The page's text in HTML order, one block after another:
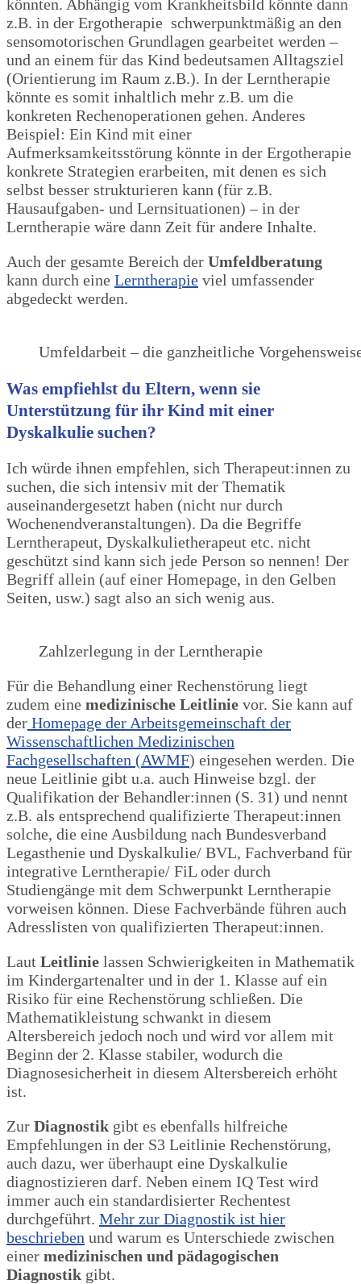
könnten. Abhängig vom Krankheitsbild könnte dann
z.B. in der Ergotherapie schwerpunktmäßig an den
sensomotorischen Grundlagen gearbeitet werden –
und an einem für das Kind bedeutsamen Alltagsziel
(Orientierung im Raum z.B.). In der Lerntherapie
könnte es somit inhaltlich mehr z.B. um die
konkreten Rechenoperationen gehen. Anderes
Beispiel: Ein Kind mit einer
Aufmerksamkeitsstörung könnte in der Ergotherapie
konkrete Strategien erarbeiten, mit denen es sich
selbst besser strukturieren kann (für z.B.
Hausaufgaben- und Lernsituationen) – in der
Lerntherapie wäre dann Zeit für andere Inhalte.
Auch der gesamte Bereich der Umfeldberatung
kann durch eine Lerntherapie viel umfassender
abgedeckt werden.
Umfeldarbeit – die ganzheitliche
Was empfiehlst du Eltern, wenn sie
Unterstützung für ihr Kind mit einer
Dyskalkulie suchen?
Ich würde ihnen empfehlen, sich Therapeut:innen zu
suchen, die sich intensiv mit der Thematik
auseinandergesetzt haben (nicht nur durch
Wochenendveranstaltungen). Da die Begriffe
Lerntherapeut, Dyskalkulietherapeut etc. nicht
geschützt sind kann sich jede Person so nennen! Der
Begriff allein (auf einer Homepage, in den Gelben
Seiten, usw.) sagt also an sich wenig aus.
Zahlzerlegung in der Lerntherapie
Für die Behandlung einer Rechenstörung liegt
zudem eine medizinische Leitlinie vor. Sie kann auf
der Homepage der Arbeitsgemeinschaft der
Wissenschaftlichen Medizinischen
Fachgesellschaften (AWMF) eingesehen werden. Die
neue Leitlinie gibt u.a. auch Hinweise bzgl. der
Qualifikation der Behandler:innen (S. 31) und nennt
z.B. als entsprechend qualifizierte Therapeut:innen
solche, die eine Ausbildung nach Bundesverband
Legasthenie und Dyskalkulie/ BVL, Fachverband für
integrative Lerntherapie/ FiL oder durch
Studiengänge mit dem Schwerpunkt Lerntherapie
vorweisen können. Diese Fachverbände führen auch
Adresslisten von qualifizierten Therapeut:innen.
Laut Leitlinie lassen Schwierigkeiten in Mathematik
im Kindergartenalter und in der 1. Klasse auf ein
Risiko für eine Rechenstörung schließen. Die
Mathematikleistung schwankt in diesem
Altersbereich jedoch noch und wird vor allem mit
Beginn der 2. Klasse stabiler, wodurch die
Diagnosesicherheit in diesem Altersbereich erhöht
ist.
Zur Diagnostik gibt es ebenfalls hilfreiche
Empfehlungen in der S3 Leitlinie Rechenstörung,
auch dazu, wer überhaupt eine Dyskalkulie
diagnostizieren darf. Neben einem IQ Test wird
immer auch ein standardisierter Rechentest
durchgeführt. Mehr zur Diagnostik ist hier
beschrieben und warum es Unterschiede zwischen
einer medizinischen und pädagogischen
Diagnostik gibt.